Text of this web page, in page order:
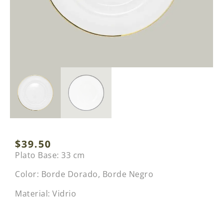
$39.50
Plato Base: 33 cm
Color: Borde Dorado, Borde Negro
Material: Vidrio